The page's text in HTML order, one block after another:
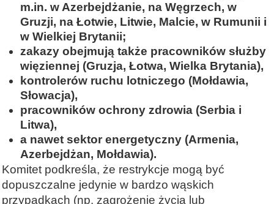
m.in. w Azerbejdżanie, na Węgrzech, w
Gruzji, na Łotwie, Litwie, Malcie, w Rumunii i
w Wielkiej Brytanii;
zakazy obejmują także pracowników służby
więziennej (Gruzja, Łotwa, Wielka Brytania),
kontrolerów ruchu lotniczego (Mołdawia,
Słowacja),
pracowników ochrony zdrowia (Serbia i
Litwa),
a nawet sektor energetyczny (Armenia,
Azerbejdżan, Mołdawia).
Komitet podkreśla, że restrykcje mogą być
dopuszczalne jedynie w bardzo wąskich
przypadkach (np. zagrożenie życia lub